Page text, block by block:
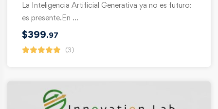
La Inteligencia Artificial Generativa ya no es futuro:
es presente.En …
$399.97
(3)